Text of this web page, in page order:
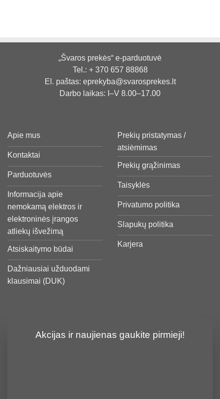
„Švaros prekės“ e-parduotuvė
Tel.: + 370 657 88868
El. paštas: eprekyba@svarosprekes.lt
Darbo laikas: I–V 8.00–17.00
Apie mus
Kontaktai
Parduotuvės
Informacija apie
nemokamą elektros ir
elektroninės įrangos
atliekų išvežimą
Atsiskaitymo būdai
Dažniausiai užduodami
klausimai (DUK)
Prekių pristatymas /
atsiėmimas
Prekių grąžinimas
Taisyklės
Privatumo politika
Slapukų politika
Karjera
Akcijas ir naujienas gaukite pirmieji!